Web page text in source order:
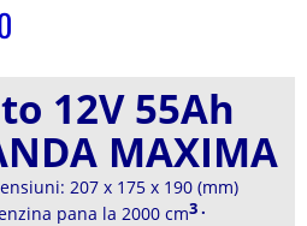
12V 55Ah
MAXIMA
207 x 175 x 190 (mm)
pana la 2000 cm3 .